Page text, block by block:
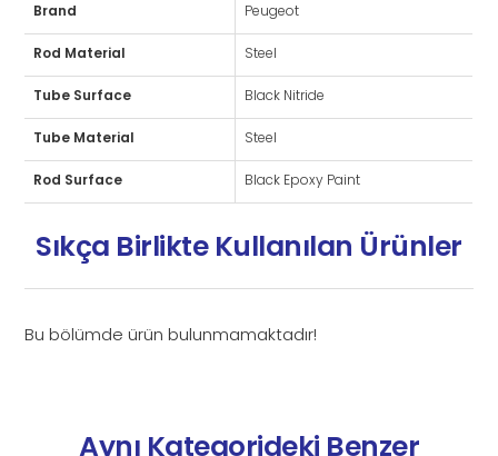
Brand Peugeot
Rod Material Steel
Tube Surface Black Nitride
Tube Material Steel
Rod Surface Black Epoxy Paint
Sıkça Birlikte Kullanılan Ürünler
Bu bölümde ürün bulunmamaktadır!
Aynı Kategorideki Benzer